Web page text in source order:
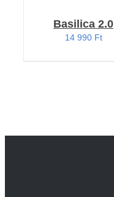
Basilica 2.0
14 990 Ft